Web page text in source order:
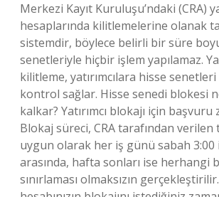
Merkezi Kayıt Kuruluşu’ndaki (CRA)
hesaplarında kilitlemelerine olanak
sistemdir, böylece belirli bir süre
senetleriyle hiçbir işlem yapılamaz.
kilitleme, yatırımcılara hisse
kontrol sağlar. Hisse senedi blokesi
kalkar? Yatırımcı blokajı için başvuru
Blokaj süreci, CRA tarafından
uygun olarak her iş günü sabah 3:00
arasında, hafta sonları ise herhangi
sınırlaması olmaksızın gerçekleştirilir.